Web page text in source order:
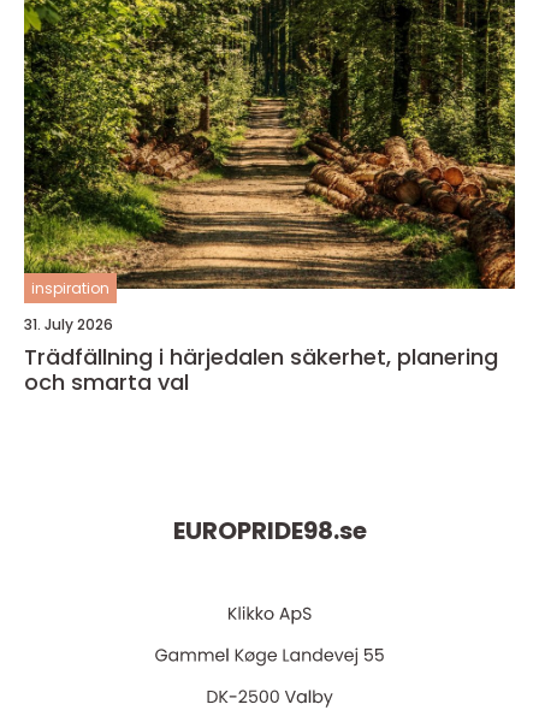
inspiration
31. July 2026
Trädfällning i härjedalen säkerhet, planering
och smarta val
EUROPRIDE98.se